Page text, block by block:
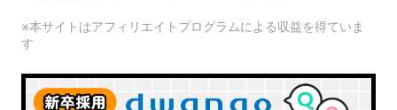
※本サイトはアフィリエイトプログラムによる収益を得ていま
す